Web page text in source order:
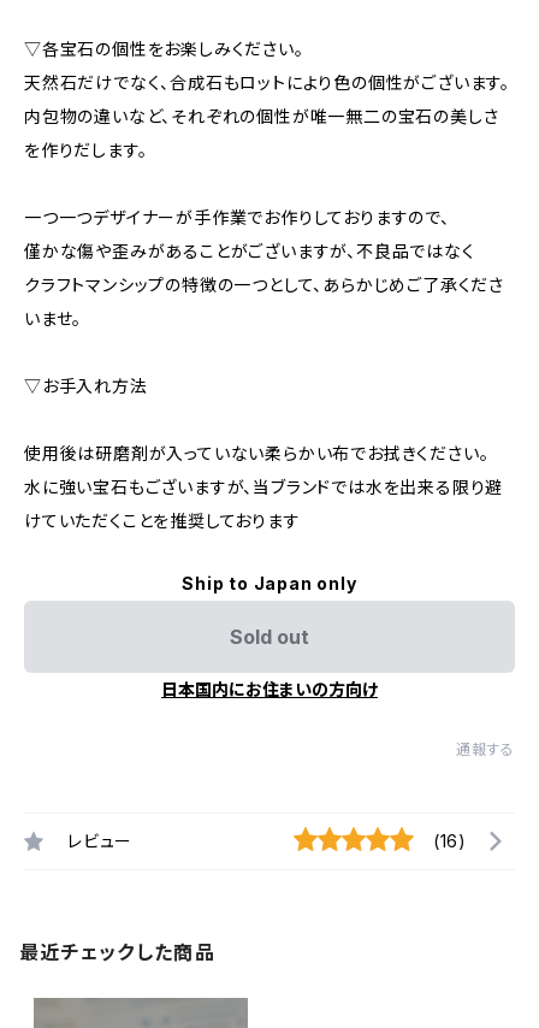
▽各宝石の個性をお楽しみください。
天然石だけでなく、合成石もロットにより色の個性がございます。
内包物の違いなど、それぞれの個性が唯一無二の宝石の美しさ
を作りだします。
一つ一つデザイナーが手作業でお作りしておりますので、
僅かな傷や歪みがあることがございますが、不良品ではなく
クラフトマンシップの特徴の一つとして、あらかじめご了承くださ
いませ。
▽お手入れ方法
使用後は研磨剤が入っていない柔らかい布でお拭きください。
水に強い宝石もございますが、当ブランドでは水を出来る限り避
けていただくことを推奨しております
Ship to Japan only
Sold out
日本国内にお住まいの方向け
通報する
レビュー (16)
最近チェックした商品